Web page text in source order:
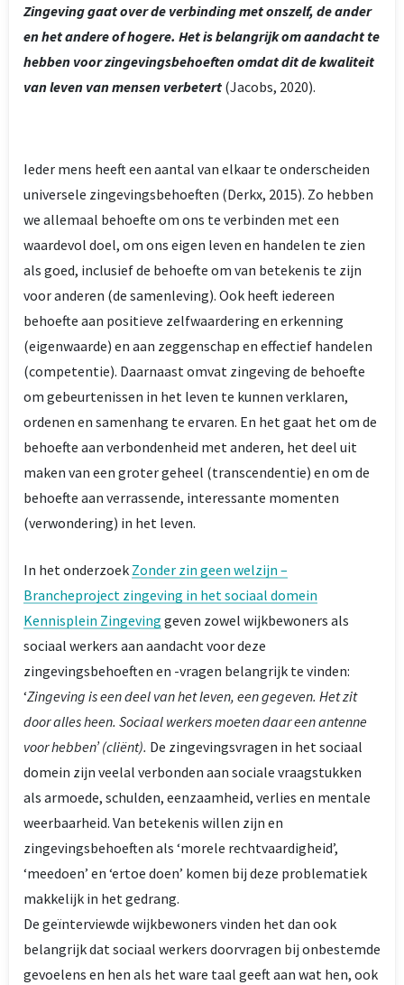
Zingeving gaat over de verbinding met onszelf, de ander
en het andere of hogere. Het is belangrijk om aandacht te
hebben voor zingevingsbehoeften omdat dit de kwaliteit
van leven van mensen verbetert (Jacobs, 2020).
Ieder mens heeft een aantal van elkaar te onderscheiden
universele zingevingsbehoeften (Derkx, 2015). Zo hebben
we allemaal behoefte om ons te verbinden met een
waardevol doel, om ons eigen leven en handelen te zien
als goed, inclusief de behoefte om van betekenis te zijn
voor anderen (de samenleving). Ook heeft iedereen
behoefte aan positieve zelfwaardering en erkenning
(eigenwaarde) en aan zeggenschap en effectief handelen
(competentie). Daarnaast omvat zingeving de behoefte
om gebeurtenissen in het leven te kunnen verklaren,
ordenen en samenhang te ervaren. En het gaat het om de
behoefte aan verbondenheid met anderen, het deel uit
maken van een groter geheel (transcendentie) en om de
behoefte aan verrassende, interessante momenten
(verwondering) in het leven.
In het onderzoek Zonder zin geen welzijn –
Brancheproject zingeving in het sociaal domein
Kennisplein Zingeving geven zowel wijkbewoners als
sociaal werkers aan aandacht voor deze
zingevingsbehoeften en -vragen belangrijk te vinden:
‘Zingeving is een deel van het leven, een gegeven. Het zit
door alles heen. Sociaal werkers moeten daar een antenne
voor hebben’ (cliënt). De zingevingsvragen in het sociaal
domein zijn veelal verbonden aan sociale vraagstukken
als armoede, schulden, eenzaamheid, verlies en mentale
weerbaarheid. Van betekenis willen zijn en
zingevingsbehoeften als ‘morele rechtvaardigheid’,
‘meedoen’ en ‘ertoe doen’ komen bij deze problematiek
makkelijk in het gedrang.
De geïnterviewde wijkbewoners vinden het dan ook
belangrijk dat sociaal werkers doorvragen bij onbestemde
gevoelens en hen als het ware taal geeft aan wat hen, ook